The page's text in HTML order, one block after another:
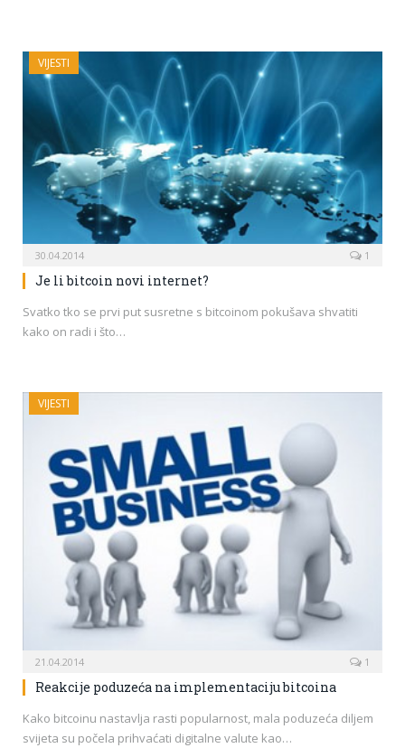
VIJESTI
30.04.2014 1
Je li bitcoin novi internet?
Svatko tko se prvi put susretne s bitcoinom pokušava shvatiti
kako on radi i što…
VIJESTI
21.04.2014 1
Reakcije poduzeća na implementaciju bitcoina
Kako bitcoinu nastavlja rasti popularnost, mala poduzeća diljem
svijeta su počela prihvaćati digitalne valute kao…